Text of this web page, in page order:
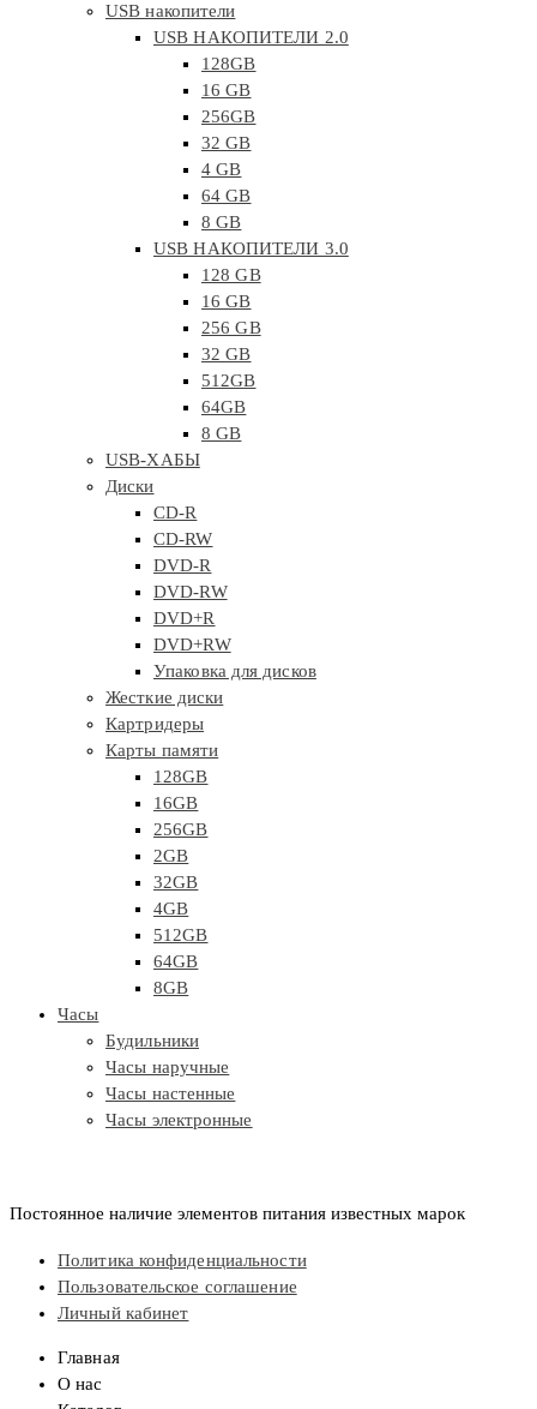
USB накопители
USB НАКОПИТЕЛИ 2.0
128GB
16 GB
256GB
32 GB
4 GB
64 GB
8 GB
USB НАКОПИТЕЛИ 3.0
128 GB
16 GB
256 GB
32 GB
512GB
64GB
8 GB
USB-ХАБЫ
Диски
CD-R
CD-RW
DVD-R
DVD-RW
DVD+R
DVD+RW
Упаковка для дисков
Жесткие диски
Картридеры
Карты памяти
128GB
16GB
256GB
2GB
32GB
4GB
512GB
64GB
8GB
Часы
Будильники
Часы наручные
Часы настенные
Часы электронные
Постоянное наличие элементов питания известных марок
Политика конфиденциальности
Пользовательское соглашение
Личный кабинет
Главная
О нас